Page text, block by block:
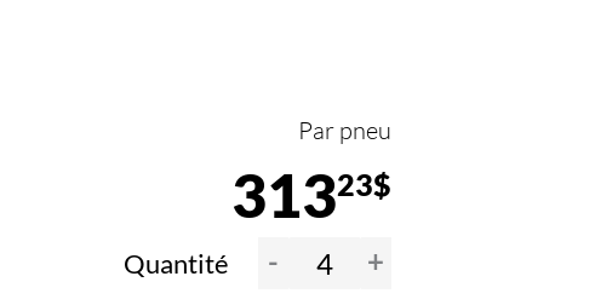
Par pneu
31323$
Quantité - +